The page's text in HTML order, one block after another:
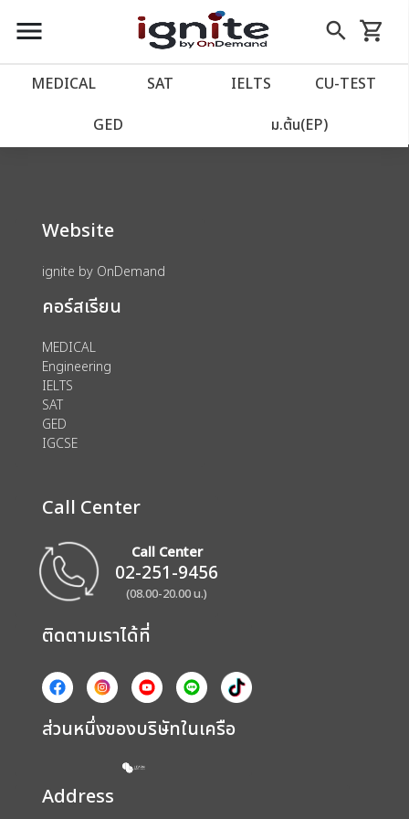
close
account_balance หน้าแรก
เว็บไซต์อิกไนท์
import_contacts วางแผนการเรียน
account_circle เข้าสู่ระบบ
assignment ลงทะเบียน
menu search
Skip
to
shopping_cart
รถเข็น
MEDICAL SAT IELTS CU‑TEST
GED ม.ต้น(EP)
We could not find anything for 80001509
Website
ignite by OnDemand
คอร์สเรียน
MEDICAL
Engineering
IELTS
SAT
GED
IGCSE
Call Center
Call Center
02-251-9456
(08.00-20.00 น.)
ติดตามเราได้ที่
ส่วนหนึ่งของบริษัทในเครือ
Address